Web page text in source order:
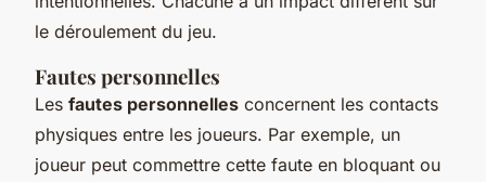
le déroulement du jeu.
Fautes personnelles
Les fautes personnelles concernent les contacts
physiques entre les joueurs. Par exemple, un
joueur peut commettre cette faute en bloquant ou